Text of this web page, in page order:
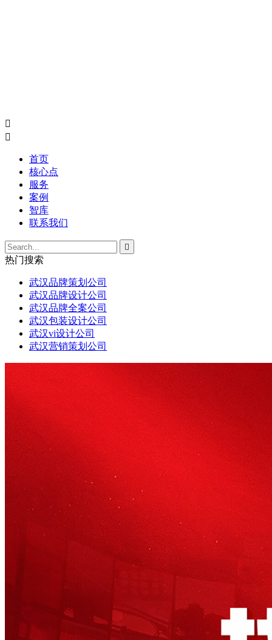


首页
核心点
服务
案例
智库
联系我们

热门搜索
武汉品牌策划公司
武汉品牌设计公司
武汉品牌全案公司
武汉包装设计公司
武汉vi设计公司
武汉营销策划公司